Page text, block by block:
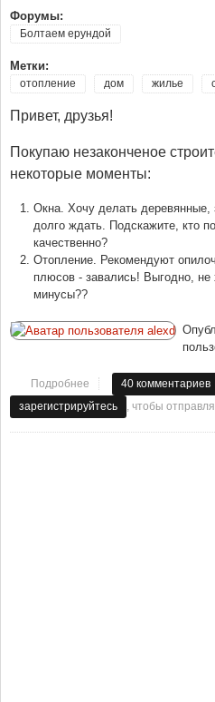
Форумы:
Болтаем ерундой
Метки:
отопление дом жилье
Привет, друзья!
Покупаю незаконченое
некоторые моменты:
Окна. Хочу делать
долго ждать. Подскажите, кто
качественно?
Отопление. Рекомендуют
плюсов - завались! Выгодно, не
минусы??
Подробнее о Советы по
40 комментариев
зарегистрируйтесь
, чтобы